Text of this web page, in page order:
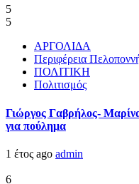
5
5
ΑΡΓΟΛΙΔΑ
Περιφέρεια
ΠΟΛΙΤΙΚΗ
Πολιτισμός
Γιώργος Γαβρήλος-
για πούλημα
1 έτος ago admin
6